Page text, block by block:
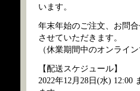
います。
年末年始のご注文、お問
させていただきます。
（休業期間中のオンライ
【配送スケジュール】
2022年12月28日(水) 12:00